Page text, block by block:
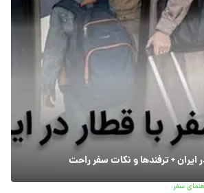
ایران + ترفندها و نکات سفر راحت
سفر